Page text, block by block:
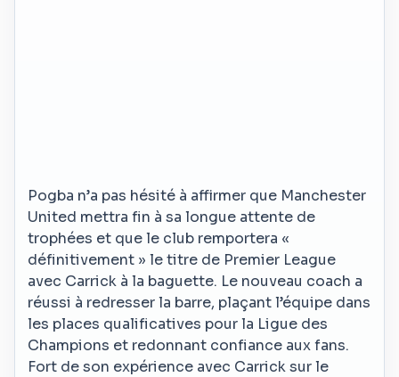
Pogba n’a pas hésité à affirmer que Manchester
United mettra fin à sa longue attente de
trophées et que le club remportera «
définitivement » le titre de Premier League
avec Carrick à la baguette. Le nouveau coach a
réussi à redresser la barre, plaçant l’équipe dans
les places qualificatives pour la Ligue des
Champions et redonnant confiance aux fans.
Fort de son expérience avec Carrick sur le